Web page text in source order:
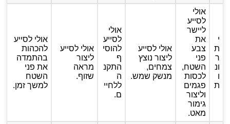
י
ת
ר
ונ
ו
ת
אולי
לסייע
ליישר
את
צבע
פני
השטח,
לכסות
פגמים
וליצור
גימור
מאט.
אולי לסייע
ליצור נוצץ
צמחים,
מנשק שמש.
אולי
לסייע
להוסי
ף
התקנ
ה
ללחיי
ם.
אולי לסייע
ליצור
מראה
שזוף.
אולי לסייע
להכהות
בהתמדה
את פני
השטח
למשך זמן.